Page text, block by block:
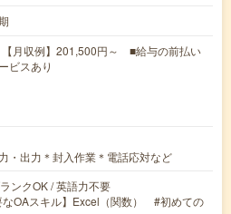
月収例】201,500円～ ■給与の前払い
ビスあり
・出力＊封入作業＊電話応対など
ンクOK / 英語力不要
なOAスキル】Excel（関数） #初めての